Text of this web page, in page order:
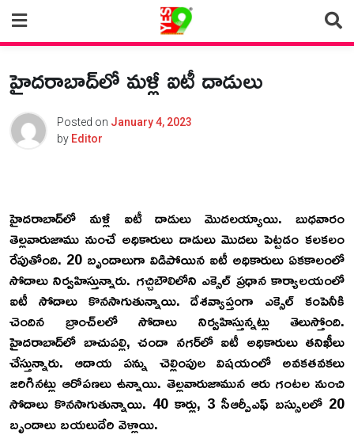
content
హైదరాబాద్‌లో మళ్లీ ఐటీ దాడులు
Posted on January 4, 2023
by Editor
హైదరాబాద్‌లో మళ్లీ ఐటీ దాడులు మొదలయ్యాయి. బుధవారం
తెల్లవారుజాము నుంచే అధికారులు దాడులు మొదలు పెట్టడం కలకలం
రేపుతోంది. 20 బృందాలుగా విడిపోయిన ఐటీ అధికారులు ఏకకాలంలో
సోదాలు నిర్వహిస్తున్నారు. గచ్చిబౌలిలోని ఎక్సెల్ ప్రధాన కార్యాలయంలో
ఐటీ సోదాలు కొనసాగుతున్నాయి. దేశవ్యాప్తంగా ఎక్సెల్ కంపెనీకి
చెందిన బ్రాంచ్‌లలో సోదాలు నిర్వహిస్తున్నట్లు తెలుస్తోంది.
హైదరాబాద్‌లో బాచుపల్లి, చందా నగర్‌లో ఐటీ అధికారులు తనిఖీలు
చేస్తున్నారు. ఆదాయ పన్ను చెల్లింపుల విషయంలో అవకతవకలు
జరిగినట్లు ఆరోపణలు ఉన్నాయి. తెల్లవారుజామున ఆరు గంటల నుంచి
సోదాలు కొనసాగుతున్నాయి. 40 కార్లు, 3 సీఆర్పీఎఫ్ బస్సులలో 20
బృందాలు బయలుదేరి వెళ్లాయి.